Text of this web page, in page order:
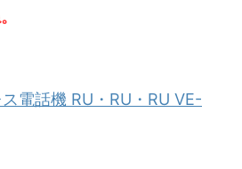
電話機 RU・RU・RU VE-